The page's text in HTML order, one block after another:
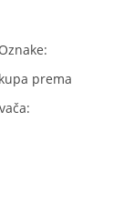
Oznake:
prema